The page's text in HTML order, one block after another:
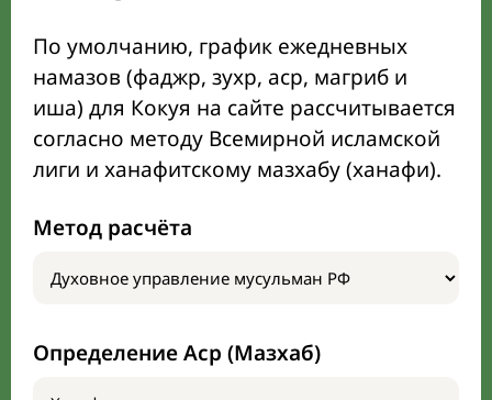
По умолчанию, график ежедневных
намазов (фаджр, зухр, аср, магриб и
иша) для Кокуя на сайте рассчитывается
согласно методу Всемирной исламской
лиги и ханафитскому мазхабу (ханафи).
Метод расчёта
Определение Аср (Мазхаб)